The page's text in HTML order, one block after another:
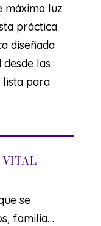
máxima luz
práctica
diseñada
las
lista para
se
familia…